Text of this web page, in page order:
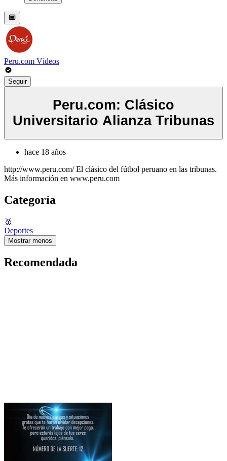
Peru.com Vídeos
Seguir
Peru.com: Clásico
Universitario Alianza Tribunas
hace 18 años
http://www.peru.com/ El clásico del fútbol peruano en las tribunas.
Más información en www.peru.com
Categoría
🥇
Deportes
Mostrar menos
Recomendada